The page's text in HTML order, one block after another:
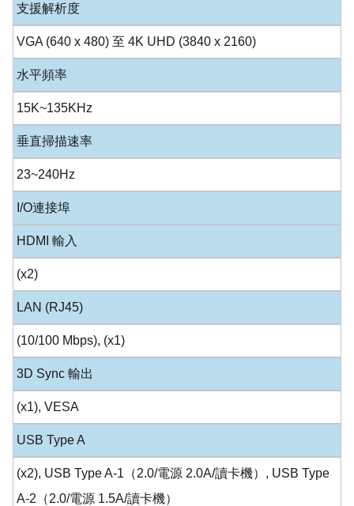
支援解析度
VGA (640 x 480) 至 4K UHD (3840 x 2160)
水平頻率
15K~135KHz
垂直掃描速率
23~240Hz
I/O連接埠
HDMI 輸入
(x2)
LAN (RJ45)
(10/100 Mbps), (x1)
3D Sync 輸出
(x1), VESA
USB Type A
(x2), USB Type A-1（2.0/電源 2.0A/讀卡機）, USB Type
A-2（2.0/電源 1.5A/讀卡機）